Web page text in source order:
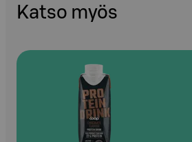
Katso myös